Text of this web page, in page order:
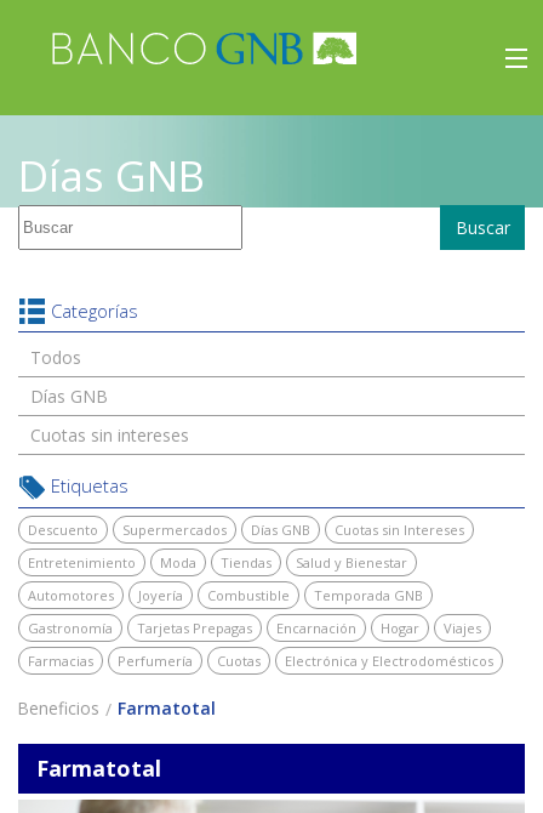
Inicio
Viajes
Días GNB
Buscar
Categorías
Todos
Días GNB
Cuotas sin intereses
Etiquetas
Descuento Supermercados Días GNB
Cuotas sin Intereses
Entretenimiento
Moda Tiendas
Salud y Bienestar
Automotores
Joyería Combustible
Temporada GNB
Gastronomía
Tarjetas Prepagas Encarnación Hogar
Viajes
Farmacias
Perfumería Cuotas Electrónica y Electrodomésticos
Beneficios Farmatotal
Farmatotal